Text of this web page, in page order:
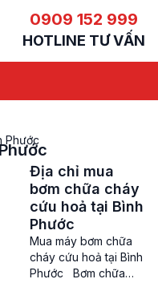
0909 152 999
HOTLINE TƯ VẤN
Phước
Địa chỉ mua
bơm chữa cháy
cứu hoả tại Bình
Phước
Mua máy bơm chữa
cháy cứu hoả tại Bình
Phước Bơm chữa